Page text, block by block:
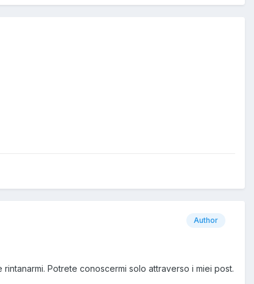
Author
Potrete conoscermi solo attraverso i miei post.